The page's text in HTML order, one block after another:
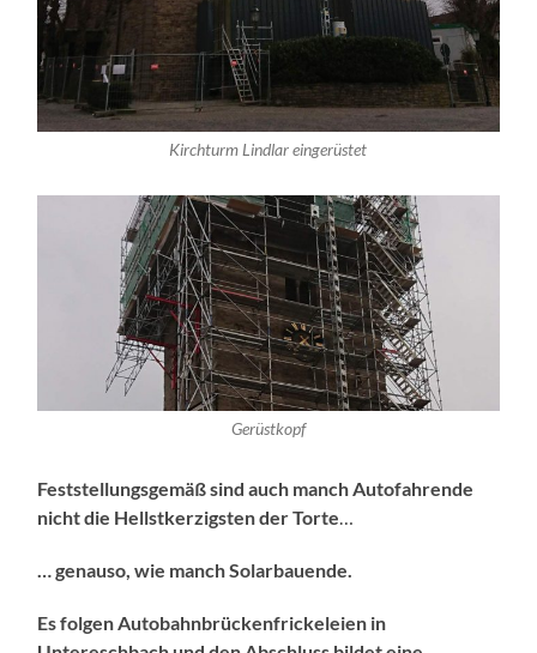
Kirchturm Lindlar eingerüstet
Gerüstkopf
Feststellungsgemäß sind auch manch Autofahrende
nicht die Hellstkerzigsten der Torte…
… genauso, wie manch Solarbauende.
Es folgen Autobahnbrückenfrickeleien in